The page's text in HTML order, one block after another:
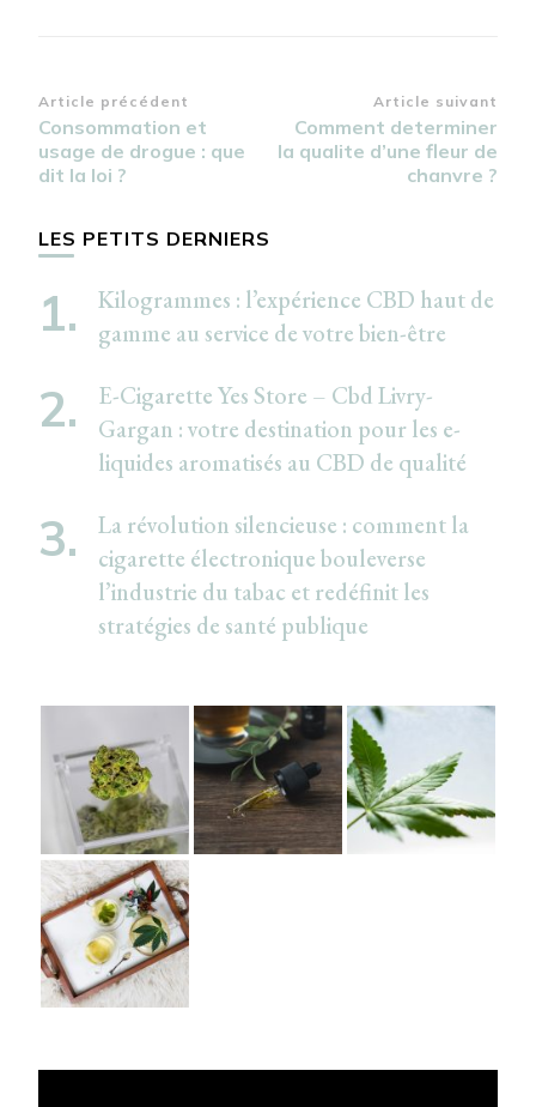
Navigation
d’article
Article précédent
Consommation et
usage de drogue : que
dit la loi ?
Article suivant
Comment determiner
la qualite d’une fleur de
chanvre ?
LES PETITS DERNIERS
Kilogrammes : l’expérience CBD haut de
gamme au service de votre bien-être
E-Cigarette Yes Store – Cbd Livry-
Gargan : votre destination pour les e-
liquides aromatisés au CBD de qualité
La révolution silencieuse : comment la
cigarette électronique bouleverse
l’industrie du tabac et redéfinit les
stratégies de santé publique